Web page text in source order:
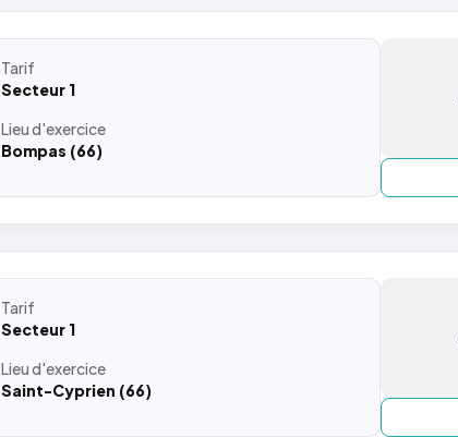
Tarif
Secteur 1
Lieud'exercice
Bompas (66)
Tarif
Secteur 1
Lieud'exercice
Saint-Cyprien (66)